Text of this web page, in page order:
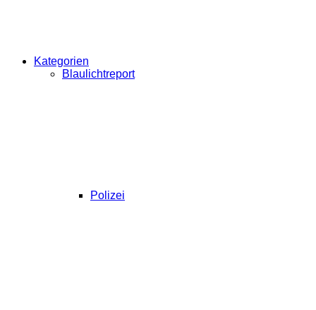
Kategorien
Blaulichtreport
Polizei